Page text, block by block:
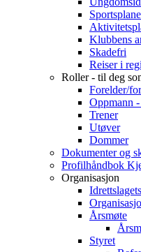
Klubbens
Skadefri
Reiser i
Roller - til deg
Forelder/
Oppmann
Trener
Utøver
Dommer
Dokumenter og
Profilhåndbok
Organisasjon
Årsmøte
Styret